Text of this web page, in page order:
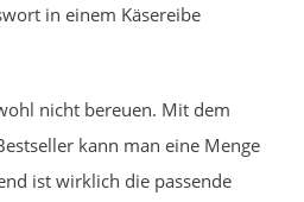
in einem Käsereibe
nicht bereuen. Mit dem
kann man eine Menge
ist wirklich die passende